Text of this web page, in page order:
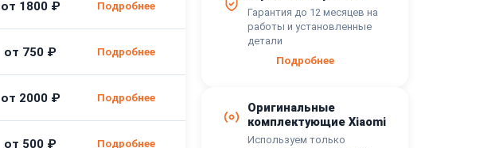
от 1800 ₽
от 750 ₽
от 2000 ₽
от 500 ₽
Гарантия до 12 месяцев на
работы и установленные
детали
Подробнее
Оригинальные
комплектующие Xiaomi
Используем только